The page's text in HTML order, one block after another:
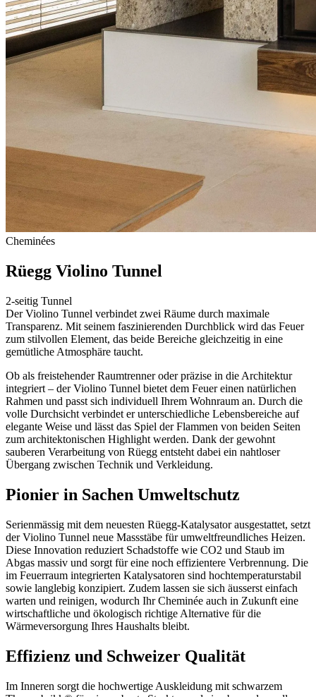
Cheminées
Rüegg Violino Tunnel
2-seitig Tunnel
Der Violino Tunnel verbindet zwei Räume durch maximale
Transparenz. Mit seinem faszinierenden Durchblick wird das Feuer
zum stilvollen Element, das beide Bereiche gleichzeitig in eine
gemütliche Atmosphäre taucht.
Ob als freistehender Raumtrenner oder präzise in die Architektur
integriert – der Violino Tunnel bietet dem Feuer einen natürlichen
Rahmen und passt sich individuell Ihrem Wohnraum an. Durch die
volle Durchsicht verbindet er unterschiedliche Lebensbereiche auf
elegante Weise und lässt das Spiel der Flammen von beiden Seiten
zum architektonischen Highlight werden. Dank der gewohnt
sauberen Verarbeitung von Rüegg entsteht dabei ein nahtloser
Übergang zwischen Technik und Verkleidung.
Pionier in Sachen Umweltschutz
Serienmässig mit dem neuesten Rüegg-Katalysator ausgestattet, setzt
der Violino Tunnel neue Massstäbe für umweltfreundliches Heizen.
Diese Innovation reduziert Schadstoffe wie CO2 und Staub im
Abgas massiv und sorgt für eine noch effizientere Verbrennung. Die
im Feuerraum integrierten Katalysatoren sind hochtemperaturstabil
sowie langlebig konzipiert. Zudem lassen sie sich äusserst einfach
warten und reinigen, wodurch Ihr Cheminée auch in Zukunft eine
wirtschaftliche und ökologisch richtige Alternative für die
Wärmeversorgung Ihres Haushalts bleibt.
Effizienz und Schweizer Qualität
Im Inneren sorgt die hochwertige Auskleidung mit schwarzem